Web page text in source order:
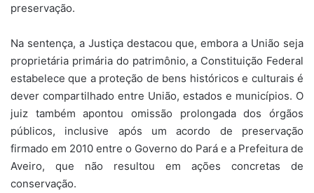
preservação.
Na sentença, a Justiça destacou que, embora a União seja
proprietária primária do patrimônio, a Constituição Federal
estabelece que a proteção de bens históricos e culturais é
dever compartilhado entre União, estados e municípios. O
juiz também apontou omissão prolongada dos órgãos
públicos, inclusive após um acordo de preservação
firmado em 2010 entre o Governo do Pará e a Prefeitura de
Aveiro, que não resultou em ações concretas de
conservação.